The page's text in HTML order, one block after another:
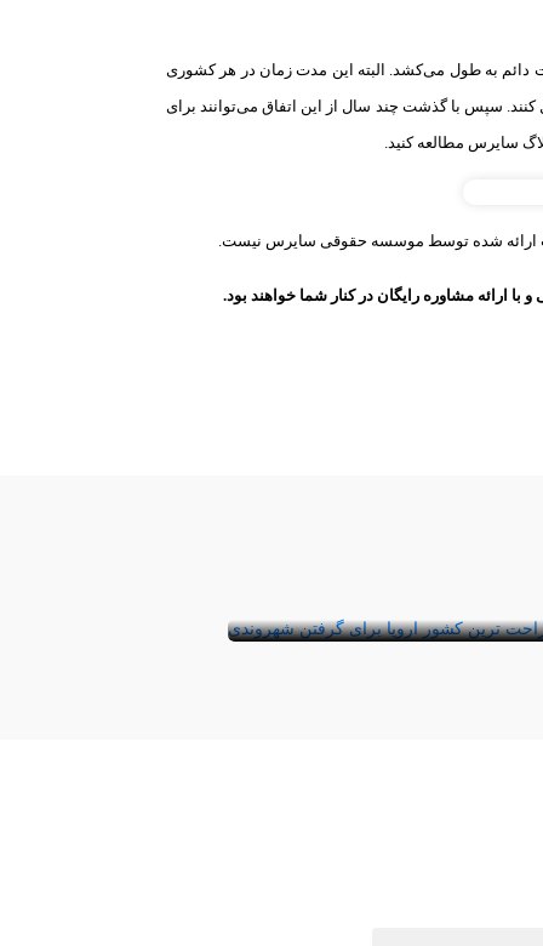
اقامت دائم اروپا، مدت زمان کسب اقامت دائمی است. معمولا بین ۳ تا ۵ سال، دریافت اقامت دائم به طول می‌کشد. البته این مدت زمان در هر کشوری
سپس با گذشت چند سال از این اتفاق می‌توانند برای
سایرس مطالعه کنید.
ارائه شده توسط موسسه حقوقی سایرس نیست.
ارائه مشاوره رایگان در کنار شما خواهند بود.